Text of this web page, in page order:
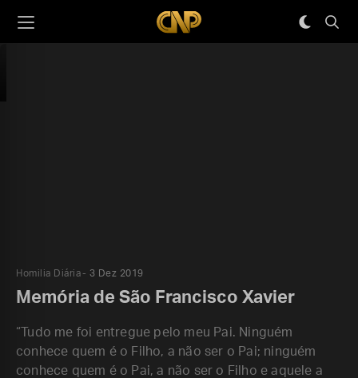
Homilia Diária 3 Dez 2019
Memória de São Francisco Xavier
“Tudo me foi entregue pelo meu Pai. Ninguém
conhece quem é o Filho, a não ser o Pai; ninguém
conhece quem é o Pai, a não ser o Filho e aquele a